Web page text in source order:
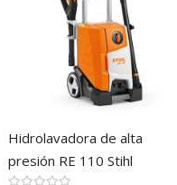
Hidrolavadora de alta
presión RE 110 Stihl